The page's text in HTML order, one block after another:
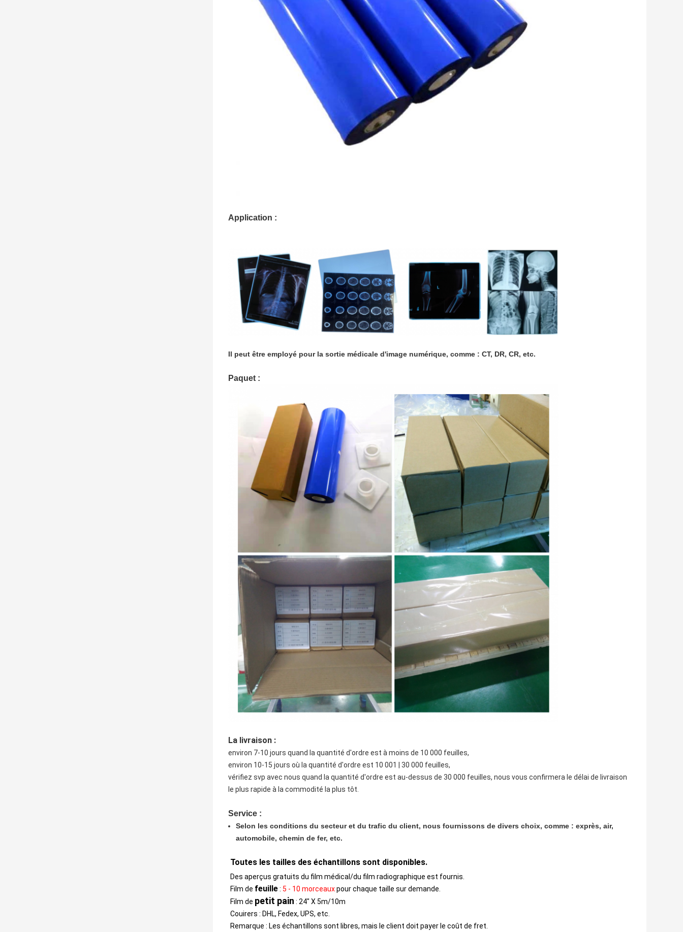
Application :
Il peut être employé pour la sortie médicale d'image numérique, comme : CT, DR, CR, etc.
Paquet :
La livraison :
environ 7-10 jours quand la quantité d'ordre est à moins de 10 000 feuilles,
environ 10-15 jours où la quantité d'ordre est 10 001 | 30 000 feuilles,
vérifiez svp avec nous quand la quantité d'ordre est au-dessus de 30 000 feuilles, nous vous confirmera le délai de livraison
le plus rapide à la commodité la plus tôt.
Service :
Selon les conditions du secteur et du trafic du client, nous fournissons de divers choix, comme : exprès, air,
automobile, chemin de fer, etc.
Toutes les tailles des échantillons sont disponibles.
Des aperçus gratuits du film médical/du film radiographique est fournis.
Film de feuille : 5 - 10 morceauxpour chaque taille sur demande.
Film de petit pain : 24" X 5m/10m
Couirers : DHL, Fedex, UPS, etc.
Remarque : Les échantillons sont libres, mais le client doit payer le coût de fret.